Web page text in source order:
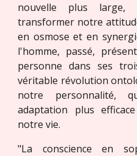
nouvelle plus large,
transformer notre
en osmose et en
l'homme, passé,
personne dans ses
véritable révolution
notre personnalité,
adaptation plus
notre vie.
"La conscience en